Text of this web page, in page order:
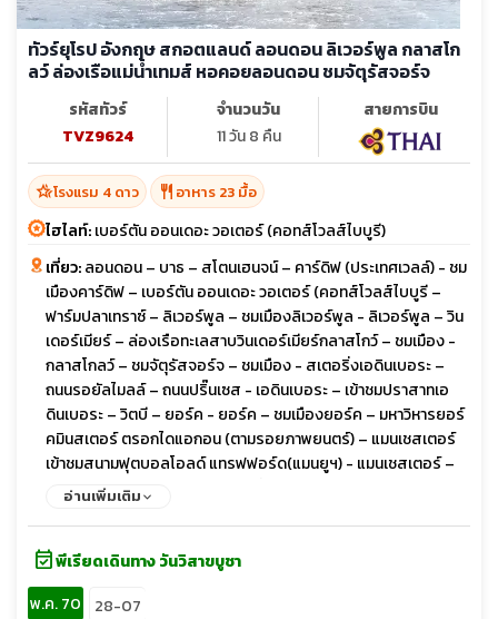
ทัวร์ยุโรป อังกฤษ สกอตแลนด์ ลอนดอน ลิเวอร์พูล กลาสโก
ลว์ ล่องเรือแม่น้ำเทมส์ หอคอยลอนดอน ชมจัตุรัสจอร์จ
รหัสทัวร์
TVZ9624
จำนวนวัน
11 วัน 8 คืน
สายการบิน
hotel_classโรงแรม 4 ดาว restaurant อาหาร 23 มื้อ
ไฮไลท์:เบอร์ตัน ออนเดอะ วอเตอร์ (คอทส์โวลส์ไบบูรี)
เที่ยว:ลอนดอน – บาธ – สโตนเฮนจน์ – คาร์ดิฟ (ประเทศเวลล์) - ชม
เมืองคาร์ดิฟ – เบอร์ตัน ออนเดอะ วอเตอร์ (คอทส์โวลส์ไบบูรี –
ฟาร์มปลาเทราซ์ – ลิเวอร์พูล – ชมเมืองลิเวอร์พูล - ลิเวอร์พูล – วิน
เดอร์เมียร์ – ล่องเรือทะเลสาบวินเดอร์เมียร์กลาสโกว์ – ชมเมือง -
กลาสโกลว์ – ชมจัตุรัสจอร์จ – ชมเมือง - สเตอริ่งเอดินเบอระ –
ถนนรอยัลไมลล์ – ถนนปริ๊นเซส - เอดินเบอระ – เข้าชมปราสาทเอ
ดินเบอระ – วิตบี – ยอร์ค - ยอร์ค – ชมเมืองยอร์ค – มหาวิหารยอร์
คมินสเตอร์ ตรอกไดแอกอน (ตามรอยภาพยนตร์) – แมนเชสเตอร์
เข้าชมสนามฟุตบอลโอลด์ แทรฟฟอร์ด(แมนยูฯ) - แมนเชสเตอร์ –
สแตทฟอร์ด อพอน เอวอน – ช้อปปิ้งเอาท์เลต - ลอนดอน - เข้าชม
ลอนดอน – ชมมหานครลอนดอนชิมเป็ดย่างโฟร์ซีซั่น – ช้อปปิ้งถนนอ๊
อกฟอร์ด
อ่านเพิ่มเติม
event_availableพีเรียดเดินทาง วันวิสาขบูชา
พ.ค. 70
28-07